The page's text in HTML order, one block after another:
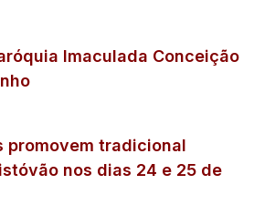
Imaculada Conceição
promovem tradicional
nos dias 24 e 25 de